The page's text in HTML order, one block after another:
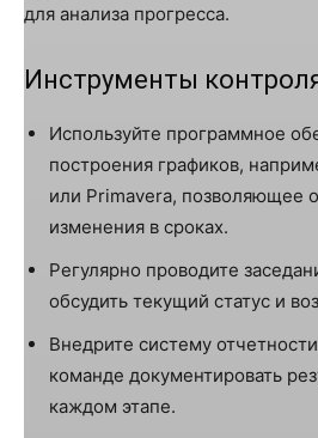
для анализа прогресса.
Инструменты
Используйте программное
построения графиков,
или Primavera, позволяющее
изменения в сроках.
Регулярно проводите
обсудить текущий статус и
Внедрите систему
команде документировать
каждом этапе.